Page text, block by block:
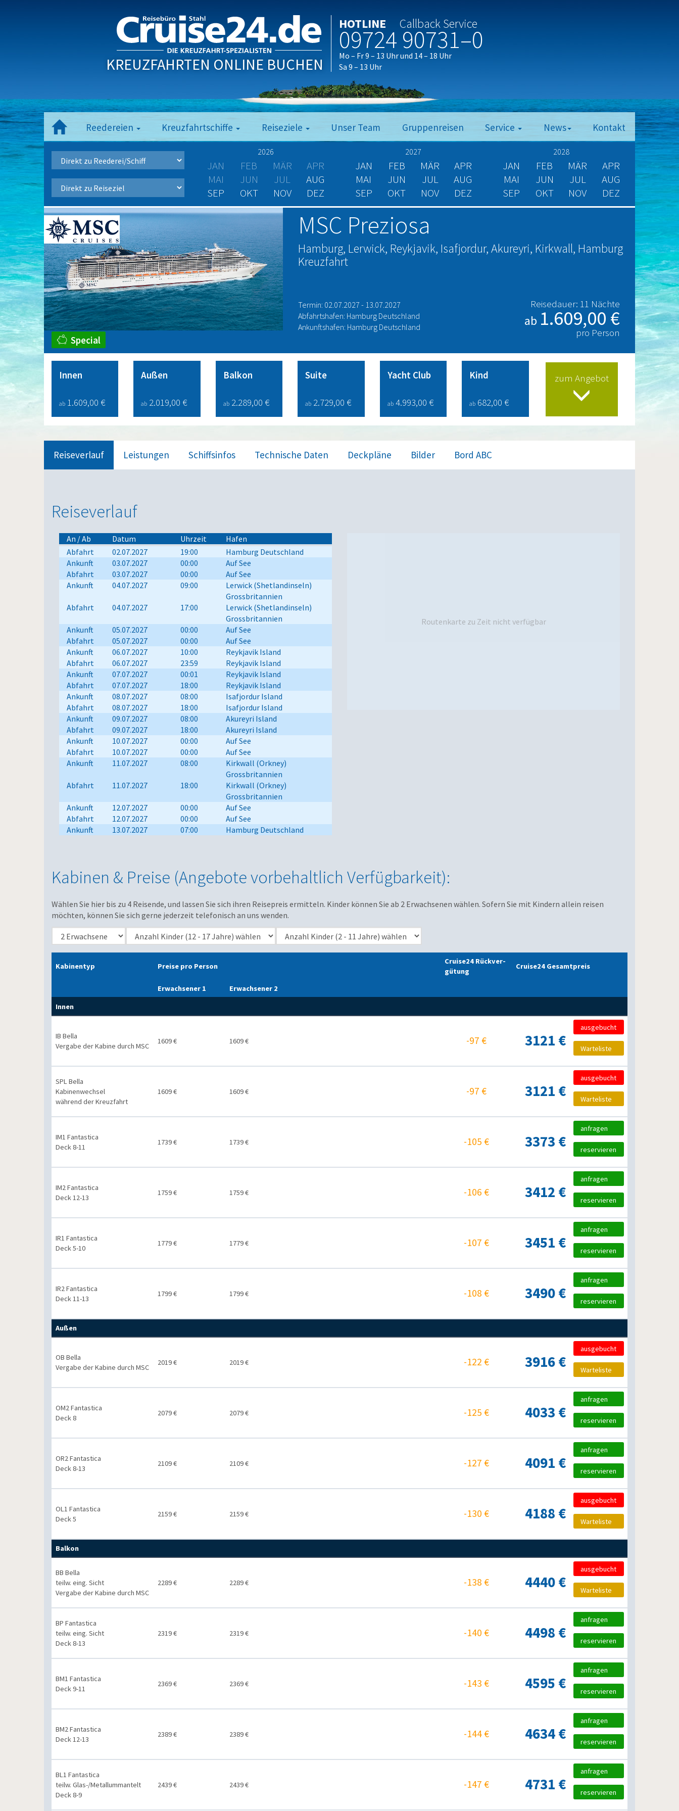
KREUZFAHRTEN ONLINE BUCHEN
HOTLINE Callback Service
09724 90731–0
Mo – Fr 9 – 13 Uhr und 14 – 18 Uhr
Sa 9 – 13 Uhr
Reedereien Kreuzfahrtschiffe Reiseziele Unser Team Gruppenreisen Service News Kontakt
2026
JAN FEB MÄR
APR
MAI
JUN JUL
AUG
SEP
OKT NOV DEZ
2027
JAN FEB MÄR
APR
MAI
JUN JUL
AUG
SEP
OKT NOV DEZ
2028
JAN FEB MÄR
APR
MAI
JUN JUL
AUG
SEP
OKT NOV DEZ
MSC Preziosa
Hamburg, Lerwick, Reykjavik, Isafjordur, Akureyri, Kirkwall, Hamburg
Kreuzfahrt
Termin: 02.07.2027 - 13.07.2027
Abfahrtshafen: Hamburg Deutschland
Ankunftshafen: Hamburg Deutschland
Reisedauer: 11 Nächte
ab 1.609,00 €
pro Person
Special
Innen
ab1.609,00 €
Außen
ab 2.019,00 €
Balkon
ab2.289,00 €
Suite
ab 2.729,00 €
Yacht Club
ab4.993,00 €
Kind
ab 682,00 €
zum Angebot
Reiseverlauf Leistungen Schiffsinfos Technische Daten Deckpläne Bilder Bord ABC
Reiseverlauf
An / Ab Datum Uhrzeit
Hafen
Abfahrt
02.07.2027 19:00
Hamburg Deutschland
Ankunft
03.07.2027 00:00
Auf See
Abfahrt
03.07.2027 00:00
Auf See
Ankunft
04.07.2027 09:00
Lerwick (Shetlandinseln)
Grossbritannien
Abfahrt
04.07.2027 17:00
Lerwick (Shetlandinseln)
Grossbritannien
Ankunft
05.07.2027 00:00
Auf See
Abfahrt
05.07.2027 00:00
Auf See
Ankunft
06.07.2027 10:00
Reykjavik Island
Abfahrt
06.07.2027 23:59
Reykjavik Island
Ankunft
07.07.2027 00:01
Reykjavik Island
Abfahrt
07.07.2027 18:00
Reykjavik Island
Ankunft
08.07.2027 08:00
Isafjordur Island
Abfahrt
08.07.2027 18:00
Isafjordur Island
Ankunft
09.07.2027 08:00
Akureyri Island
Abfahrt
09.07.2027 18:00
Akureyri Island
Ankunft
10.07.2027 00:00
Auf See
Abfahrt
10.07.2027 00:00
Auf See
Ankunft
11.07.2027 08:00
Kirkwall (Orkney)
Grossbritannien
Abfahrt
11.07.2027 18:00
Kirkwall (Orkney)
Grossbritannien
Ankunft
12.07.2027 00:00
Auf See
Abfahrt
12.07.2027 00:00
Auf See
Ankunft
13.07.2027 07:00 Hamburg Deutschland
Routenkarte zu Zeit nicht verfügbar
Kabinen & Preise (Angebote vorbehaltlich Verfügbarkeit):
Wählen Sie hier bis zu 4 Reisende, und lassen Sie sich ihren Reisepreis ermitteln. Kinder können Sie ab 2 Erwachsenen wählen. Sofern Sie mit Kindern allein reisen
möchten, können Sie sich gerne jederzeit telefonisch an uns wenden.
Kabinentyp Preise pro Person
Cruise24 Rückver­
gütung
Cruise24 Gesamtpreis
Erwachsener 1
Erwachsener 2
Innen
IB Bella
Vergabe der Kabine durch MSC
1609 € 1609 € -97 € 3121 €
ausgebucht
Warteliste
SPL Bella
Kabinenwechsel
während der Kreuzfahrt
1609 € 1609 € -97 € 3121 €
ausgebucht
Warteliste
IM1 Fantastica
Deck 8-11
1739 € 1739 € -105 € 3373 €
anfragen
reservieren
IM2 Fantastica
Deck 12-13
1759 € 1759 € -106 € 3412 €
anfragen
reservieren
IR1 Fantastica
Deck 5-10
1779 € 1779 € -107 € 3451 €
anfragen
reservieren
IR2 Fantastica
Deck 11-13
1799 € 1799 € -108 € 3490 €
anfragen
reservieren
Außen
OB Bella
Vergabe der Kabine durch MSC
2019 € 2019 € -122 € 3916 €
ausgebucht
Warteliste
OM2 Fantastica
Deck 8
2079 € 2079 € -125 € 4033 €
anfragen
reservieren
OR2 Fantastica
Deck 8-13
2109 € 2109 € -127 € 4091 €
anfragen
reservieren
OL1 Fantastica
Deck 5
2159 € 2159 € -130 € 4188 €
ausgebucht
Warteliste
Balkon
BB Bella
teilw. eing. Sicht
Vergabe der Kabine durch MSC
2289 € 2289 € -138 € 4440 €
ausgebucht
Warteliste
BP Fantastica
teilw. eing. Sicht
Deck 8-13
2319 € 2319 € -140 € 4498 €
anfragen
reservieren
BM1 Fantastica
Deck 9-11
2369 € 2369 € -143 € 4595 €
anfragen
reservieren
BM2 Fantastica
Deck 12-13
2389 € 2389 € -144 € 4634 €
anfragen
reservieren
BL1 Fantastica
teilw. Glas-/Metallummantelt
Deck 8-9
2439 € 2439 € -147 € 4731 €
anfragen
reservieren